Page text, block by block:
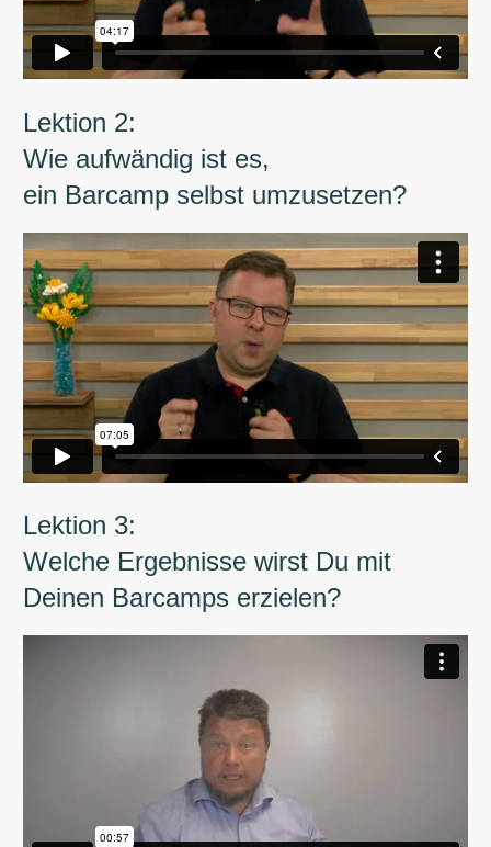
Lektion 2:
Wie aufwändig ist es,
ein Barcamp selbst umzusetzen?
Lektion 3:
Welche Ergebnisse wirst Du mit
Deinen Barcamps erzielen?